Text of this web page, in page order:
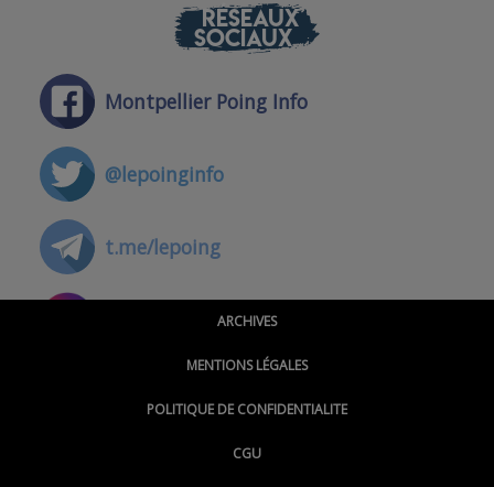
RÉSEAUX
SOCIAUX
Montpellier Poing Info
@lepoinginfo
t.me/lepoing
@montpellierpoinginfo
@LePoingMontpellier
ARCHIVES
MENTIONS LÉGALES
POLITIQUE DE CONFIDENTIALITE
CGU